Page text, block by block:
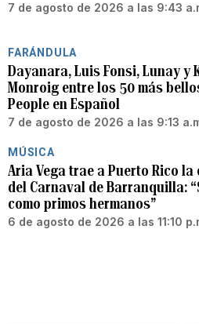
7 de agosto de 2026 a las 9:43
FARÁNDULA
Dayanara, Luis Fonsi, Lunay y
Monroig entre los 50 más
People en Español
7 de agosto de 2026 a las 9:13
MÚSICA
Aria Vega trae a Puerto Rico la
del Carnaval de Barranquilla:
como primos hermanos”
6 de agosto de 2026 a las 11:10